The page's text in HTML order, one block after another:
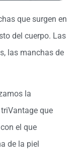
que surgen en
del cuerpo. Las
las manchas de
la
triVantage que
el que
de la piel